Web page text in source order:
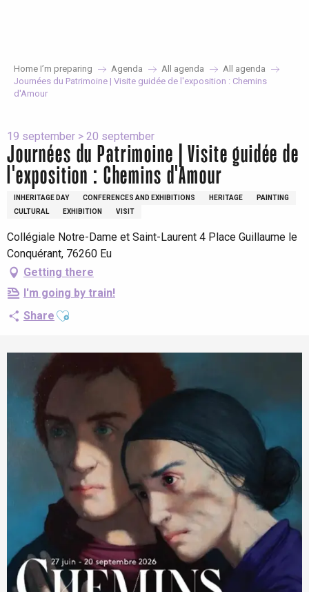
Home I’m preparing Agenda All agenda
All agenda
Journées du Patrimoine | Visite guidée de l'exposition : Chemins
d'Amour
19 september > 20 september
Journées du Patrimoine | Visite guidée de
l'exposition : Chemins d'Amour
INHERITAGE DAY CONFERENCES AND EXHIBITIONS HERITAGE
PAINTING
CULTURAL
EXHIBITION VISIT
Collégiale Notre-Dame et Saint-Laurent 4 Place Guillaume le
Conquérant, 76260 Eu
Getting there
I'm going by train!
Share Ajouter aux favoris